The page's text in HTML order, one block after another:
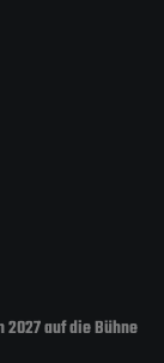
auf die Bühne